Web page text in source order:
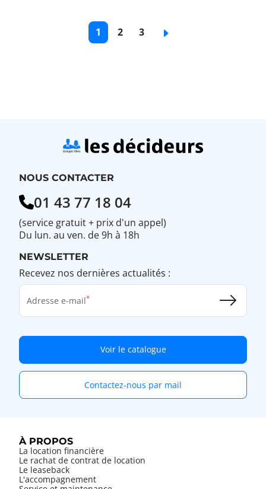
Page
courante
1
Page
2
Page
3
Page
NOUS CONTACTER
01 43 77 18 04
(service gratuit + prix d'un appel)
Du lun. au ven. de 9h à 18h
NEWSLETTER
Recevez nos dernières actualités :
Adresse e-mail
Voir le catalogue
Contactez-nous par mail
À PROPOS
La location financière
Le rachat de contrat de location
Le leaseback
L'accompagnement